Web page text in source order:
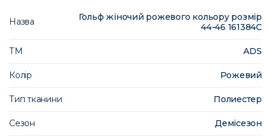
Назва
Гольф жіночий рожевого кольору розмір
44-46 161384C
ТМ АDS
Колір Рожевий
Тип тканини Полиестер
Сезон Демісезон